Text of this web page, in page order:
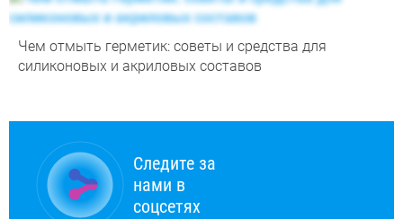
Чем отмыть герметик: советы и средства для
силиконовых и акриловых составов
Следите за
нами в
соцсетях